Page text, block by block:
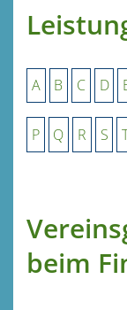
A B C D
P Q R S
beim